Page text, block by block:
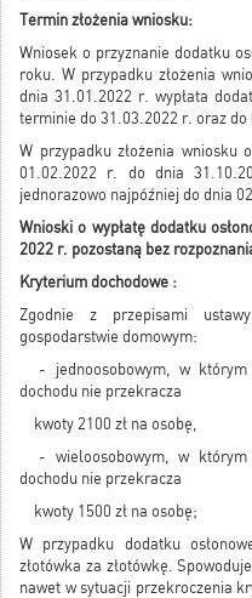
Termin złożenia wniosku:
Wniosek o przyznanie dodatku
roku. W przypadku złożenia
dnia 31.01.2022 r. wypłata
terminie do 31.03.2022 r. oraz do
W przypadku złożenia wniosku
01.02.2022 r. do dnia
jednorazowo najpóźniej do dnia
Wnioski o wypłatę dodatku
2022 r. pozostaną bez
Kryterium dochodowe :
Zgodnie z przepisami
gospodarstwie domowym:
- jednoosobowym, w którym
dochodu nie przekracza
kwoty 2100 zł na osobę,
- wieloosobowym, w którym
dochodu nie przekracza
kwoty 1500 zł na osobę;
W przypadku dodatku
złotówka za złotówkę.
nawet w sytuacji przekroczenia